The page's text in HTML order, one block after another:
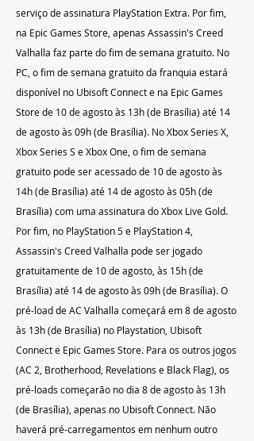
serviço de assinatura PlayStation Extra. Por fim,
na Epic Games Store, apenas Assassin's Creed
Valhalla faz parte do fim de semana gratuito. No
PC, o fim de semana gratuito da franquia estará
disponível no Ubisoft Connect e na Epic Games
Store de 10 de agosto às 13h (de Brasília) até 14
de agosto às 09h (de Brasília). No Xbox Series X,
Xbox Series S e Xbox One, o fim de semana
gratuito pode ser acessado de 10 de agosto às
14h (de Brasília) até 14 de agosto às 05h (de
Brasília) com uma assinatura do Xbox Live Gold.
Por fim, no PlayStation 5 e PlayStation 4,
Assassin's Creed Valhalla pode ser jogado
gratuitamente de 10 de agosto, às 15h (de
Brasília) até 14 de agosto às 09h (de Brasília). O
pré-load de AC Valhalla começará em 8 de agosto
às 13h (de Brasília) no Playstation, Ubisoft
Connect e Epic Games Store. Para os outros jogos
(AC 2, Brotherhood, Revelations e Black Flag), os
pré-loads começarão no dia 8 de agosto às 13h
(de Brasília), apenas no Ubisoft Connect. Não
haverá pré-carregamentos em nenhum outro